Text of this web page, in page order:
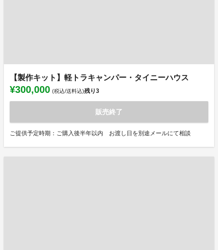
【製作キット】軽トラキャンパー・タイニーハウス
¥300,000 (税込/送料込)残り3
販売終了
ご提供予定時期：ご購入後半年以内 お渡し日を別途メールにて相談